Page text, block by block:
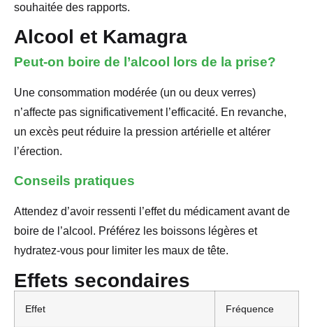
souhaitée des rapports.
Alcool et Kamagra
Peut-on boire de l’alcool lors de la prise?
Une consommation modérée (un ou deux verres)
n’affecte pas significativement l’efficacité. En revanche,
un excès peut réduire la pression artérielle et altérer
l’érection.
Conseils pratiques
Attendez d’avoir ressenti l’effet du médicament avant de
boire de l’alcool. Préférez les boissons légères et
hydratez-vous pour limiter les maux de tête.
Effets secondaires
Effet Fréquence